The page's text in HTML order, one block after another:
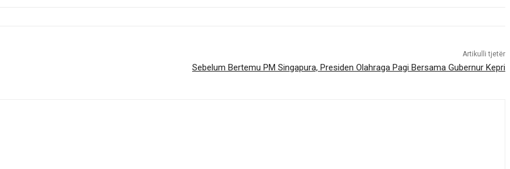
Artikulli tjetër
Sebelum Bertemu PM Singapura, Presiden Olahraga Pagi Bersama Gubernur Kepri